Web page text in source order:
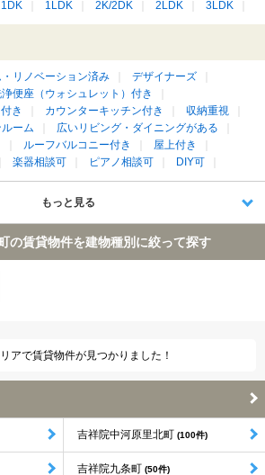
1DK 1LDK 2K/2DK 2LDK 3LDK
・リノベーション済み
デザイナーズ
便座（ウォシュレット）付き
き
カウンターキッチン付き
収納重視
ーム
広いリビング・ダイニングがある
ルーフバルコニー付き
屋上付き
楽器相談可 ピアノ相談可 DIY可
もっと見る
の賃貸物件を建物種別に絞って探す
アで賃貸物件が見つかりました！
吉祥院中河原里北町 (100件)
吉祥院九条町 (50件)